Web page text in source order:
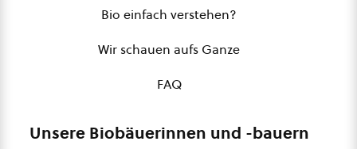
Bio einfach verstehen?
Wir schauen aufs Ganze
FAQ
Unsere Biobäuerinnen und -bauern